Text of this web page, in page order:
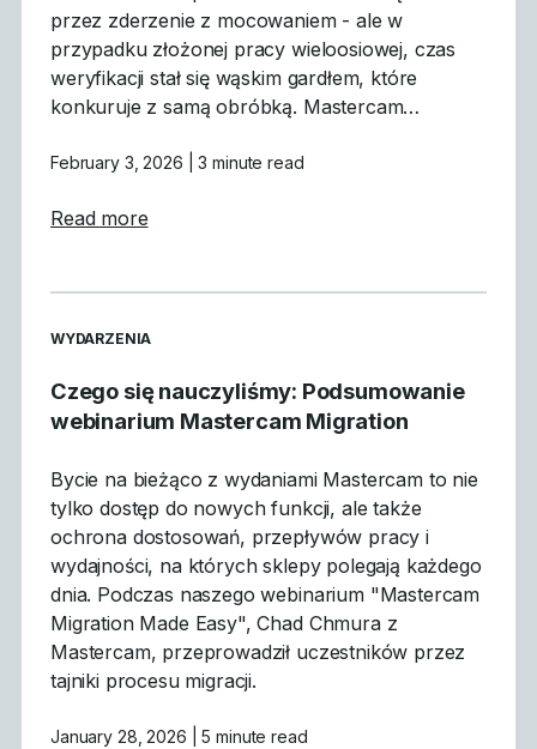
przez zderzenie z mocowaniem - ale w
przypadku złożonej pracy wieloosiowej, czas
weryfikacji stał się wąskim gardłem, które
konkuruje z samą obróbką. Mastercam…
February 3, 2026 | 3 minute read
Read moreabout Dlaczego symulacja GPU jest
READ MORE ARTICLES ABOUT
WYDARZENIA
Czego się nauczyliśmy: Podsumowanie
webinarium Mastercam Migration
Bycie na bieżąco z wydaniami Mastercam to nie
tylko dostęp do nowych funkcji, ale także
ochrona dostosowań, przepływów pracy i
wydajności, na których sklepy polegają każdego
dnia. Podczas naszego webinarium "Mastercam
Migration Made Easy", Chad Chmura z
Mastercam, przeprowadził uczestników przez
tajniki procesu migracji.
January 28, 2026 | 5 minute read